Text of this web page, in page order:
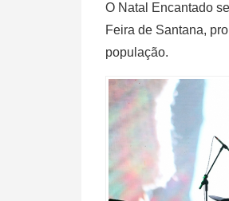
O Natal Encantado
Feira de Santana,
população.